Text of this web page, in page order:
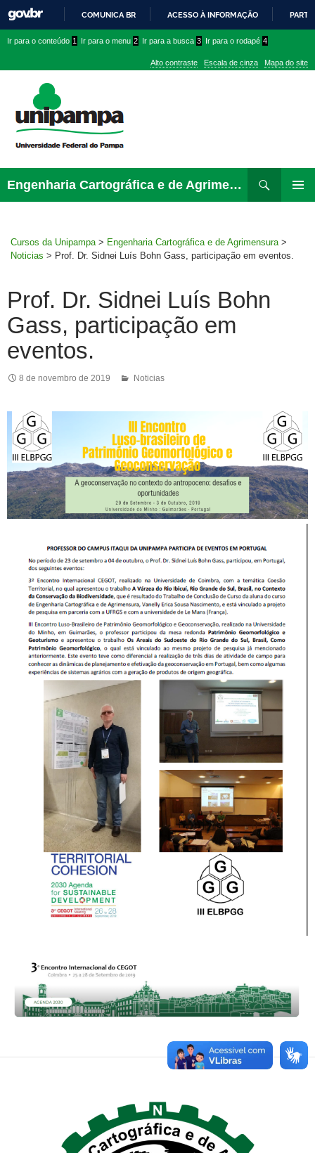
PARA
CONTEÚDO
COMUNICA BR ACESSO À INFORMAÇÃO
conteúdo
menu
superior
menu
Ir para o conteúdo 1 Ir para o menu 2 Ir para a busca 3 Ir para o rodapé 4
Alto contraste Escala de cinza Mapa do site
Engenharia Cartográfica e de Agrimensura
para
Cursos da Unipampa > Engenharia Cartográfica e de Agrimensura >
Noticias > Prof. Dr. Sidnei Luís Bohn Gass, participação em eventos.
Prof. Dr. Sidnei Luís Bohn
Gass, participação em
eventos.
8 de novembro de 2019 Noticias